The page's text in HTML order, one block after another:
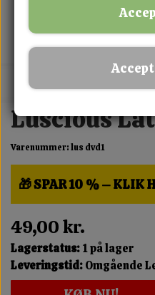
MIX FRIT ·
Luscious
Varenummer: lus dvd1
🎁 SPAR 10 % – KLIK
49,00 kr.
Lagerstatus:1 på lager
Leveringstid:Omgående